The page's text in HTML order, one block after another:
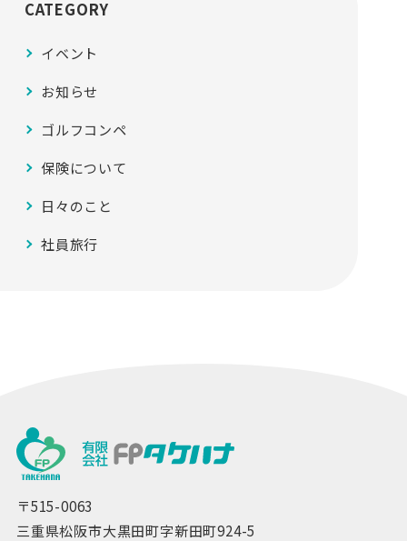
CATEGORY
イベント
お知らせ
ゴルフコンペ
保険について
日々のこと
社員旅行
〒515-0063
三重県松阪市大黒田町字新田町924-5